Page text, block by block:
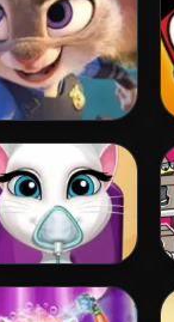
Missão
Hopps
Angela
Ambulance